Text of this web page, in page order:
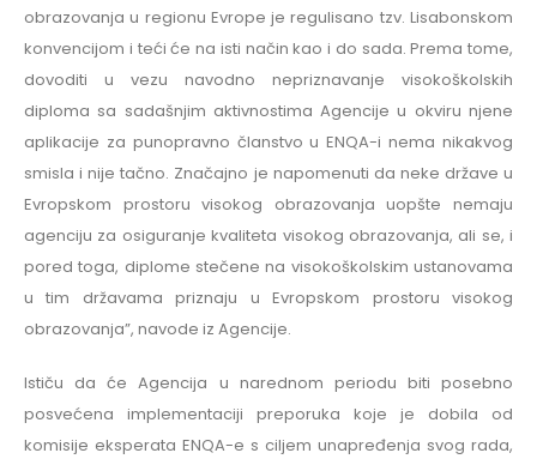
obrazovanja u regionu Evrope je regulisano tzv. Lisabonskom
konvencijom i teći će na isti način kao i do sada. Prema tome,
dovoditi u vezu navodno nepriznavanje visokoškolskih
diploma sa sadašnjim aktivnostima Agencije u okviru njene
aplikacije za punopravno članstvo u ENQA-i nema nikakvog
smisla i nije tačno. Značajno je napomenuti da neke države u
Evropskom prostoru visokog obrazovanja uopšte nemaju
agenciju za osiguranje kvaliteta visokog obrazovanja, ali se, i
pored toga, diplome stečene na visokoškolskim ustanovama
u tim državama priznaju u Evropskom prostoru visokog
obrazovanja”, navode iz Agencije.
Ističu da će Agencija u narednom periodu biti posebno
posvećena implementaciji preporuka koje je dobila od
komisije eksperata ENQA-e s ciljem unapređenja svog rada,